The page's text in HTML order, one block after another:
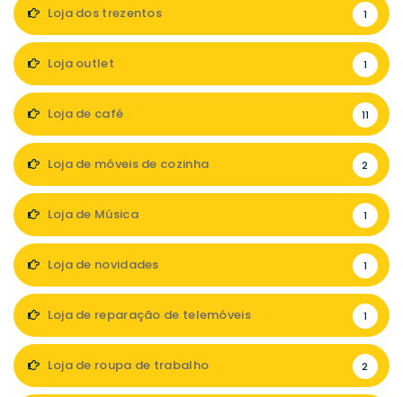
Loja dos trezentos 1
Loja outlet 1
Loja de café 11
Loja de móveis de cozinha 2
Loja de Música 1
Loja de novidades 1
Loja de reparação de telemóveis 1
Loja de roupa de trabalho 2